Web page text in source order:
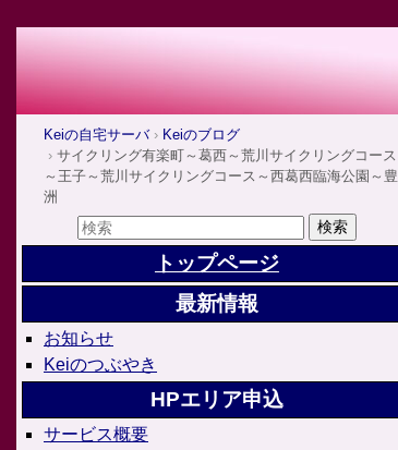
Keiの自宅サーバ
Keiのブログ
サイクリング有楽町～葛西～荒川サイクリングコース
～王子～荒川サイクリングコース～西葛西臨海公園～豊
洲
トップページ
最新情報
お知らせ
Keiのつぶやき
HPエリア申込
サービス概要